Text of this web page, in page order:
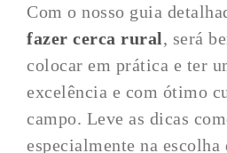
Com o nosso guia
fazer cerca rural, será
colocar em prática e ter
excelência e com ótimo
campo. Leve as dicas
especialmente na